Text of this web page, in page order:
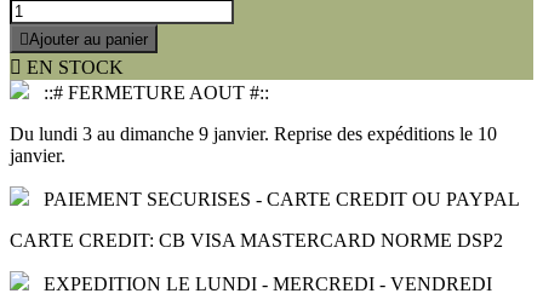
Ajouter au panier
 EN STOCK
::# FERMETURE AOUT #::
Du lundi 3 au dimanche 9 janvier. Reprise des expéditions le 10
janvier.
PAIEMENT SECURISES - CARTE CREDIT OU PAYPAL
CARTE CREDIT: CB VISA MASTERCARD NORME DSP2
EXPEDITION LE LUNDI - MERCREDI - VENDREDI